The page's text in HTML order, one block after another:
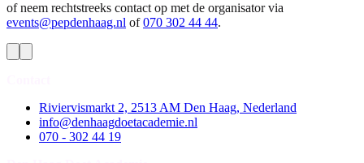
of neem rechtstreeks contact op met de organisator via
events@pepdenhaag.nl of 070 302 44 44.
Riviervismarkt 2, 2513 AM Den Haag, Nederland
info@denhaagdoetacademie.nl
070 - 302 44 19